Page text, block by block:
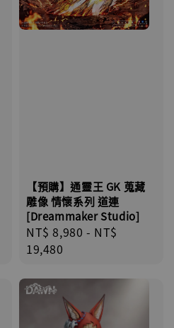
【預購】通靈王 GK 蒐藏
雕像 情懷系列 道連
[Dreammaker Studio]
Regular
price
NT$ 8,980 - NT$
19,480